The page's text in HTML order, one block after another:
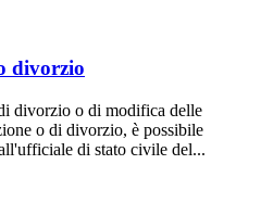
divorzio
divorzio o di modifica delle
o di divorzio, è possibile
di stato civile del...